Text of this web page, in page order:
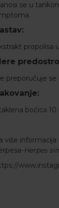
se u
propolisa
preporučuje se
bočica
više
Herpes